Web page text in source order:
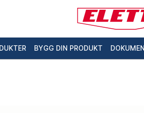
BYGG DIN PRODUKT